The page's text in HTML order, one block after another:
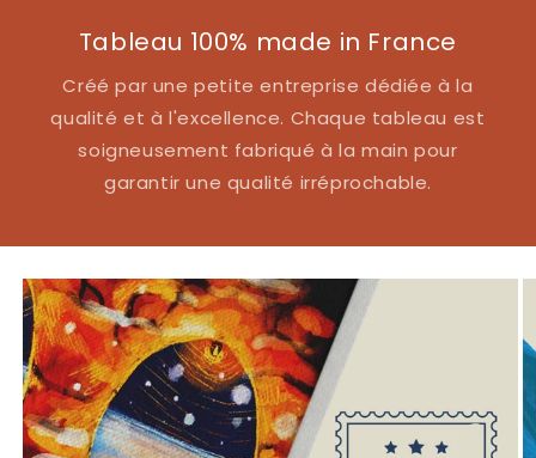
Tableau 100% made in France
Créé par une petite entreprise dédiée à la
qualité et à l'excellence. Chaque tableau est
soigneusement fabriqué à la main pour
garantir une qualité irréprochable.